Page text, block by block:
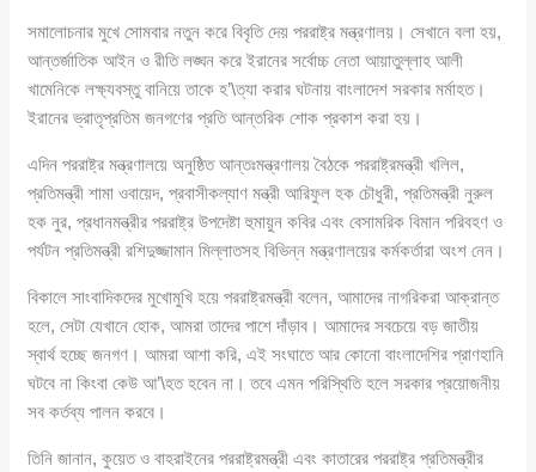
সমালোচনার মুখে সোমবার নতুন করে বিবৃতি দেয় পররাষ্ট্র মন্ত্রণালয়। সেখানে বলা হয়,
আন্তর্জাতিক আইন ও রীতি লঙ্ঘন করে ইরানের সর্বোচ্চ নেতা আয়াতুল্লাহ আলী
খামেনিকে লক্ষ্যবস্তু বানিয়ে তাকে হ’\ত্যা করার ঘটনায় বাংলাদেশ সরকার মর্মাহত।
ইরানের ভ্রাতৃপ্রতিম জনগণের প্রতি আন্তরিক শোক প্রকাশ করা হয়।
এদিন পররাষ্ট্র মন্ত্রণালয়ে অনুষ্ঠিত আন্তঃমন্ত্রণালয় বৈঠকে পররাষ্ট্রমন্ত্রী খলিল,
প্রতিমন্ত্রী শামা ওবায়েদ, প্রবাসীকল্যাণ মন্ত্রী আরিফুল হক চৌধুরী, প্রতিমন্ত্রী নুরুল
হক নুর, প্রধানমন্ত্রীর পররাষ্ট্র উপদেষ্টা হুমায়ুন কবির এবং বেসামরিক বিমান পরিবহণ ও
পর্যটন প্রতিমন্ত্রী রশিদুজ্জামান মিল্লাতসহ বিভিন্ন মন্ত্রণালয়ের কর্মকর্তারা অংশ নেন।
বিকালে সাংবাদিকদের মুখোমুখি হয়ে পররাষ্ট্রমন্ত্রী বলেন, আমাদের নাগরিকরা আক্রান্ত
হলে, সেটা যেখানে হোক, আমরা তাদের পাশে দাঁড়াব। আমাদের সবচেয়ে বড় জাতীয়
স্বার্থ হচ্ছে জনগণ। আমরা আশা করি, এই সংঘাতে আর কোনো বাংলাদেশির প্রাণহানি
ঘটবে না কিংবা কেউ আ’\হত হবেন না। তবে এমন পরিস্থিতি হলে সরকার প্রয়োজনীয়
সব কর্তব্য পালন করবে।
তিনি জানান, কুয়েত ও বাহরাইনের পররাষ্ট্রমন্ত্রী এবং কাতারের পররাষ্ট্র প্রতিমন্ত্রীর